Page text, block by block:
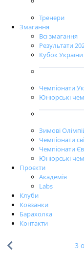
Тренери
Змагання
Всі змагання
Результати
Кубок
Чемпіонати
Юніорські
Зимові
Чемпіонати
Чемпіонати
Юніорські
Проєкти
Академія
Labs
Клуби
Ковзанки
Барахолка
Контакти
3